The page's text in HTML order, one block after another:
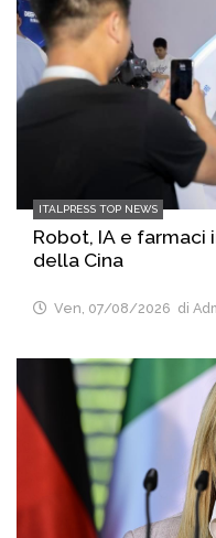
ITALPRESS TOP NEWS
Robot, IA e farmaci
della Cina
Ven, 07/08/2026 di